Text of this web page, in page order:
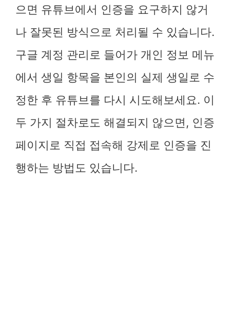
으면 유튜브에서 인증을 요구하지 않거
나 잘못된 방식으로 처리될 수 있습니다.
구글 계정 관리로 들어가 개인 정보 메뉴
에서 생일 항목을 본인의 실제 생일로 수
정한 후 유튜브를 다시 시도해보세요. 이
두 가지 절차로도 해결되지 않으면, 인증
페이지로 직접 접속해 강제로 인증을 진
행하는 방법도 있습니다.